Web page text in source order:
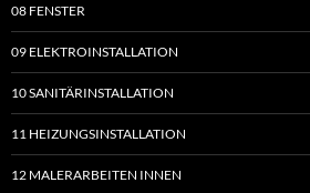
08 FENSTER
09 ELEKTROINSTALLATION
10 SANITÄRINSTALLATION
11 HEIZUNGSINSTALLATION
12 MALERARBEITEN INNEN